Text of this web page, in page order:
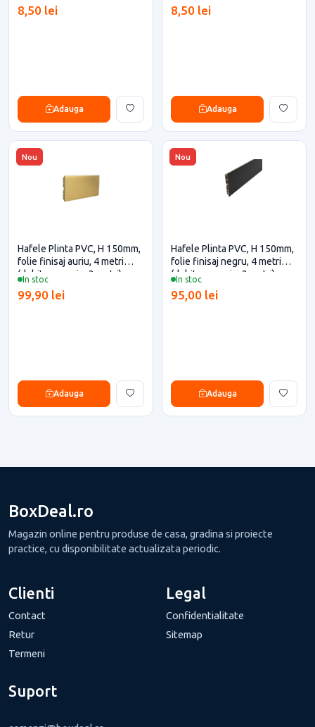
8,50 lei
Adauga
8,50 lei
Adauga
Nou
In stoc
Hafele Plinta PVC, H 150mm,
folie finisaj auriu, 4 metri
(debitare maxim 3 metri)
eficiente
99,90 lei
Adauga
Nou
In stoc
Hafele Plinta PVC, H 150mm,
folie finisaj negru, 4 metri
(debitare maxim 3 metri)
eficiente
95,00 lei
Adauga
BoxDeal.ro
Magazin online pentru produse de casa, gradina si proiecte
practice, cu disponibilitate actualizata periodic.
Clienti
Contact
Retur
Termeni
Legal
Confidentialitate
Sitemap
Suport